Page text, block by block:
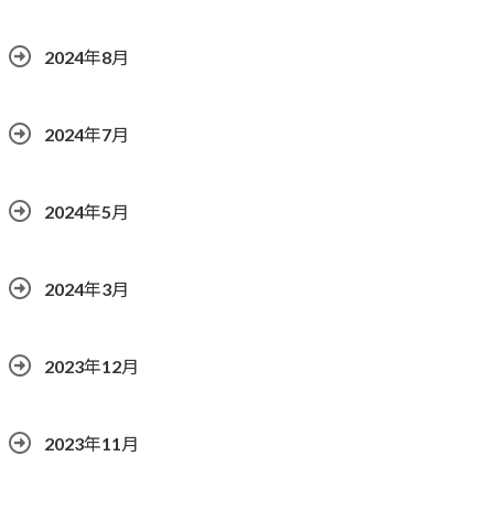
2024年8月
2024年7月
2024年5月
2024年3月
2023年12月
2023年11月